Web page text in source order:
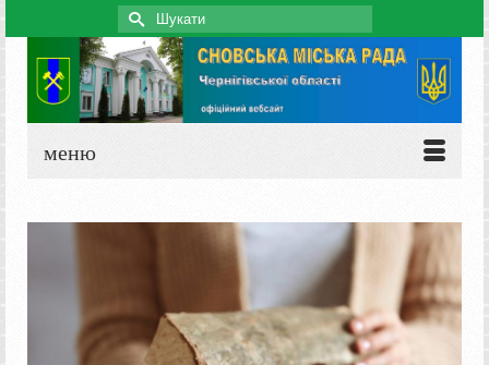
Search
for:
меню